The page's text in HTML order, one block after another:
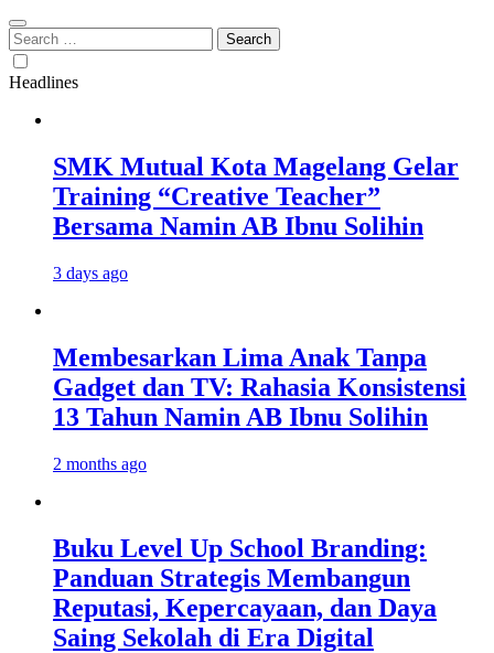
Search
for:
Headlines
SMK Mutual Kota Magelang Gelar
Training “Creative Teacher”
Bersama Namin AB Ibnu Solihin
3 days ago
Membesarkan Lima Anak Tanpa
Gadget dan TV: Rahasia Konsistensi
13 Tahun Namin AB Ibnu Solihin
2 months ago
Buku Level Up School Branding:
Panduan Strategis Membangun
Reputasi, Kepercayaan, dan Daya
Saing Sekolah di Era Digital